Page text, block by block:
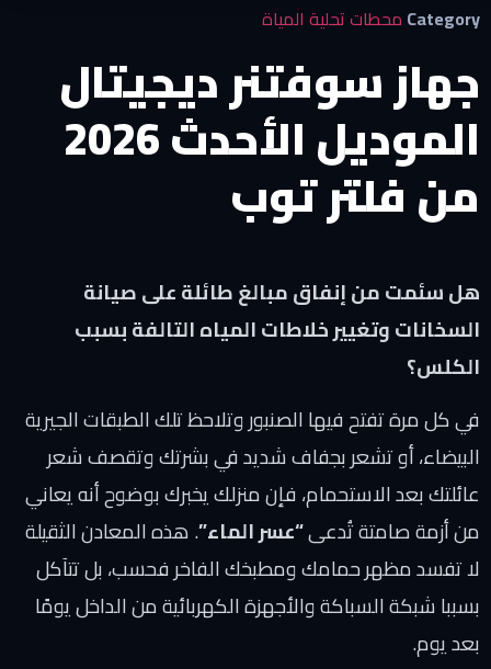
Category محطات تحلية المياة
جهاز سوفتنر ديجيتال
الموديل الأحدث 2026
من فلتر توب
هل سئمت من إنفاق مبالغ طائلة على صيانة
السخانات وتغيير خلاطات المياه التالفة بسبب
الكلس؟
في كل مرة تفتح فيها الصنبور وتلاحظ تلك الطبقات الجيرية
البيضاء، أو تشعر بجفاف شديد في بشرتك وتقصف شعر
عائلتك بعد الاستحمام، فإن منزلك يخبرك بوضوح أنه يعاني
من أزمة صامتة تُدعى“عسر الماء”. هذه المعادن الثقيلة
لا تفسد مظهر حمامك ومطبخك الفاخر فحسب، بل تتآكل
بسببا شبكة السباكة والأجهزة الكهربائية من الداخل يومًا
بعد يوم.